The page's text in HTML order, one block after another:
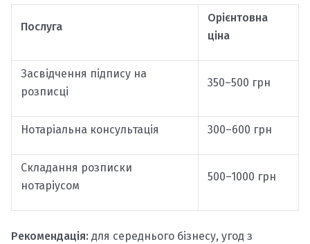
Послуга
Орієнтовна
ціна
Засвідчення підпису на
розписці
350–500 грн
Нотаріальна консультація 300–600 грн
Складання розписки
нотаріусом
500–1000 грн
Рекомендація: для середнього бізнесу, угод з